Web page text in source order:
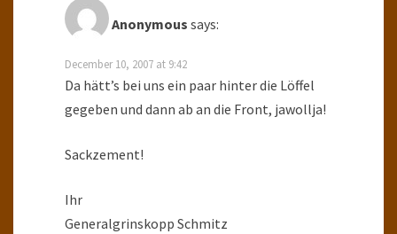
Anonymous says:
December 10, 2007 at 9:42
Da hätt’s bei uns ein paar hinter die Löffel
gegeben und dann ab an die Front, jawollja!
Sackzement!
Ihr
Generalgrinskopp Schmitz